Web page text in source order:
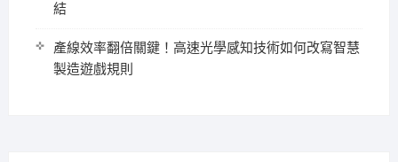
結
產線效率翻倍關鍵！高速光學感知技術如何改寫智慧
製造遊戲規則